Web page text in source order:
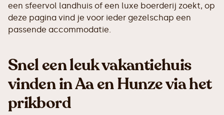
een sfeervol landhuis of een luxe boerderij zoekt, op
deze pagina vind je voor ieder gezelschap een
passende accommodatie.
Snel een leuk vakantiehuis
vinden in Aa en Hunze via het
prikbord